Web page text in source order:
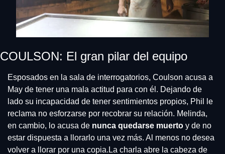
COULSON: El gran pilar del equipo
Esposados en la sala de interrogatorios, Coulson acusa a
May de tener una mala actitud para con él. Dejando de
lado su incapacidad de tener sentimientos propios, Phil le
reclama no esforzarse por recobrar su relación. Melinda,
en cambio, lo acusa de nunca quedarse muerto y de no
estar dispuesta a llorarlo una vez más. Al menos no desea
volver a llorar por una copia.La charla abre la cabeza de